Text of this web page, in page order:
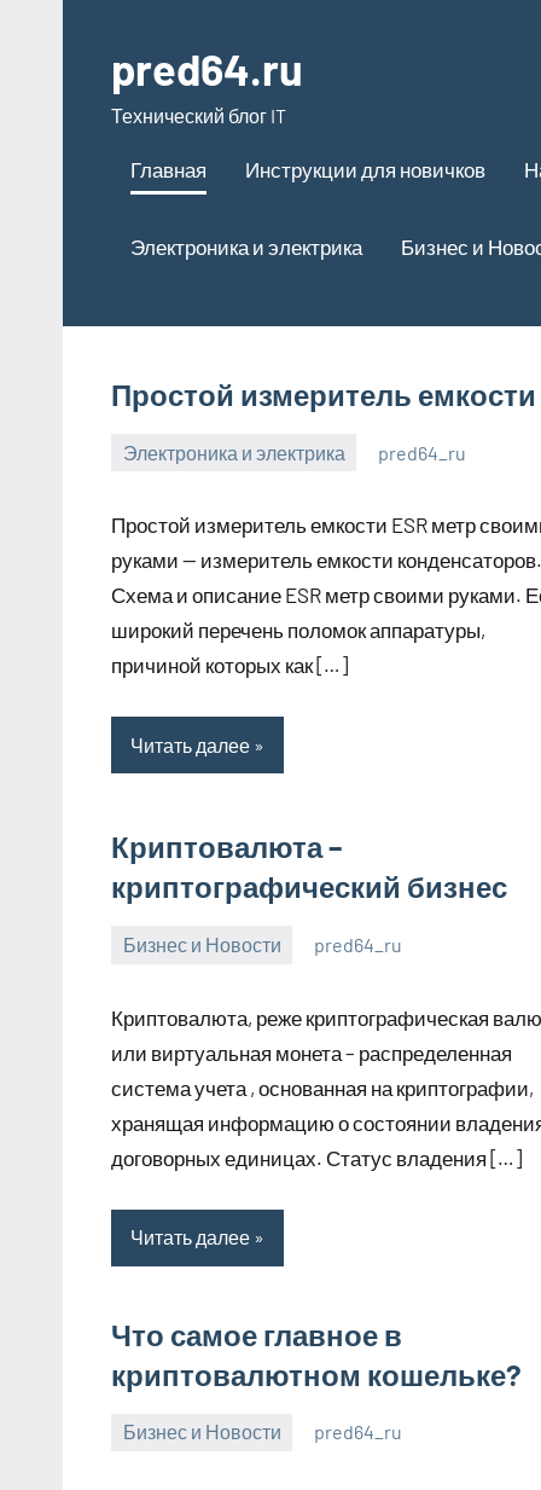
содержимому
pred64.ru
Технический блог IT
Главная Инструкции для новичков
Электроника и электрика Бизнес и
Простой измеритель емкости
Электроника и электрика
2023
pred64_ru
Простой измеритель емкости ESR метр
руками — измеритель емкости конденсаторов.
Схема и описание ESR метр своими руками.
широкий перечень поломок аппаратуры,
причиной которых как […]
Читать далее
Криптовалюта –
криптографический бизнес
Бизнес и Новости
2023
pred64_ru
Криптовалюта, реже криптографическая
или виртуальная монета – распределенная
система учета , основанная на криптографии,
хранящая информацию о состоянии
договорных единицах. Статус владения […]
Читать далее
Что самое главное в
криптовалютном кошельке?
Бизнес и Новости pred64_ru